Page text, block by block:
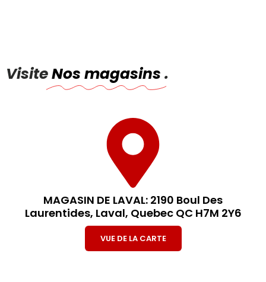
VisiteNos magasins .
MAGASIN DE LAVAL: 2190 Boul Des
Laurentides, Laval, Quebec QC H7M 2Y6
VUE DE LA CARTE